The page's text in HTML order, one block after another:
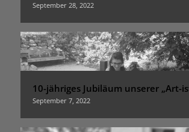
September 28, 2022
10-jähriges Jubiläum unserer „Art-
September 7, 2022